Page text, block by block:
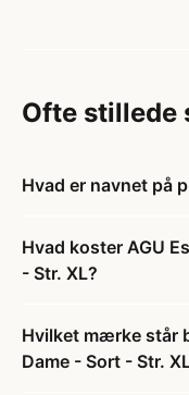
Ofte stillede
Hvad er navnet på
Hvad koster AGU
- Str. XL?
Hvilket mærke står
Dame - Sort - Str.